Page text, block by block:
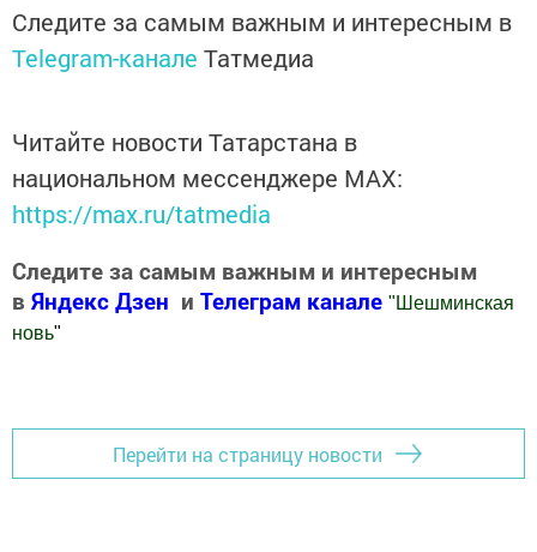
Следите за самым важным и интересным в
Telegram-канале Татмедиа
Читайте новости Татарстана в
национальном мессенджере MАХ:
https://max.ru/tatmedia
Следите за самым важным и интересным
в Яндекс Дзен и Телеграм канале " Шешминская
новь"
Перейти на страницу новости